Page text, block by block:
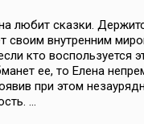
любит сказки.
своим внутренним
кто воспользуется
ее, то Елена
при этом
...